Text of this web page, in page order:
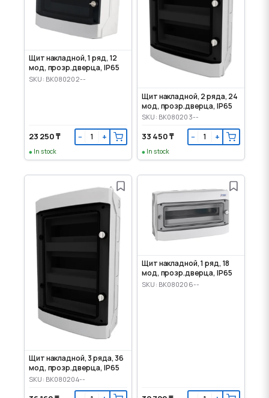
Щит накладной, 1 ряд, 12
мод, прозр.дверца, IP65
SKU: BK080202--
23 250 ₸ − +
In stock
Щит накладной, 2 ряда, 24
мод, прозр.дверца, IP65
SKU: BK080203--
33 450 ₸ − +
In stock
Щит накладной, 3 ряда, 36
мод, прозр.дверца, IP65
SKU: BK080204--
Щит накладной, 1 ряд, 18
мод, прозр.дверца, IP65
SKU: BK080206--